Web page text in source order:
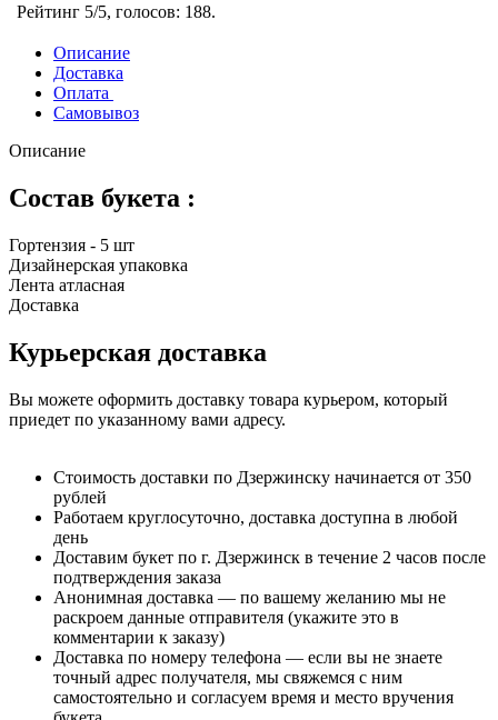
Рейтинг 5/5, голосов: 188.
Описание
Доставка
Оплата
Самовывоз
Описание
Состав букета :
Гортензия - 5 шт
Дизайнерская упаковка
Лента атласная
Доставка
Курьерская доставка
Вы можете оформить доставку товара курьером, который
приедет по указанному вами адресу.
Стоимость доставки по Дзержинску начинается от 350
рублей
Работаем круглосуточно, доставка доступна в любой
день
Доставим букет по г. Дзержинск в течение 2 часов после
подтверждения заказа
Анонимная доставка — по вашему желанию мы не
раскроем данные отправителя (укажите это в
комментарии к заказу)
Доставка по номеру телефона — если вы не знаете
точный адрес получателя, мы свяжемся с ним
самостоятельно и согласуем время и место вручения